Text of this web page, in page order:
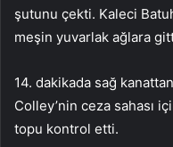
şutunu çekti. Kaleci
meşin yuvarlak ağlara
14. dakikada sağ
Colley’nin ceza sahası
topu kontrol etti.